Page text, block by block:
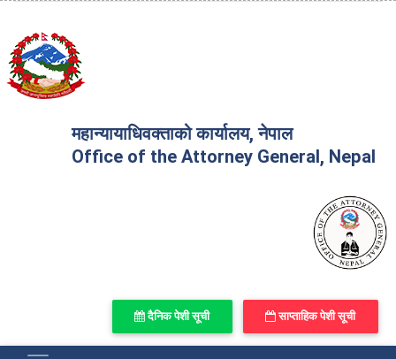
महान्यायाधिवक्ताको कार्यालय, नेपाल
Office of the Attorney General, Nepal
दैनिक पेशी सूची साप्ताहिक पेशी सूची